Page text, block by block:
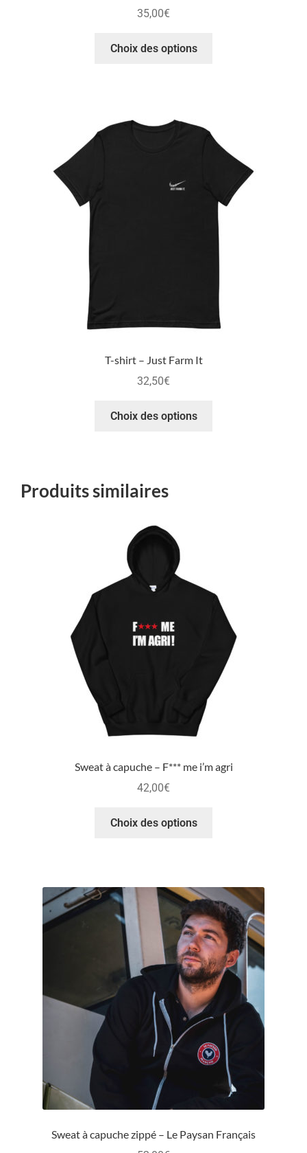
35,00€
Choix des options
T-shirt – Just Farm It
32,50€
Choix des options
Produits similaires
Sweat à capuche – F*** me i’m agri
42,00€
Choix des options
Sweat à capuche zippé – Le Paysan Français